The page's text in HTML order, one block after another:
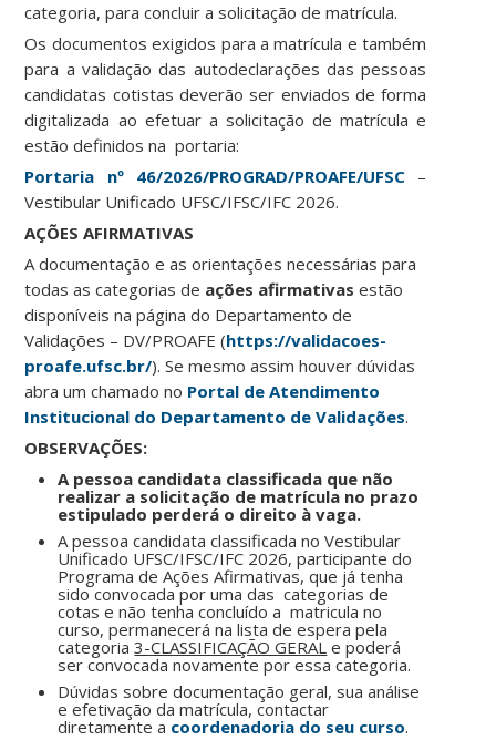
categoria, para concluir a solicitação de matrícula.
Os documentos exigidos para a matrícula e também
para a validação das autodeclarações das pessoas
candidatas cotistas deverão ser enviados de forma
digitalizada ao efetuar a solicitação de matrícula e
estão definidos na portaria:
Portaria nº 46/2026/PROGRAD/PROAFE/UFSC–
Vestibular Unificado UFSC/IFSC/IFC 2026.
AÇÕES AFIRMATIVAS
A documentação e as orientações necessárias para
todas as categorias de ações afirmativas estão
disponíveis na página do Departamento de
Validações – DV/PROAFE (https://validacoes-
proafe.ufsc.br/). Se mesmo assim houver dúvidas
abra um chamado no Portal de Atendimento
Institucional do Departamento de Validações.
OBSERVAÇÕES:
A pessoa candidata classificada que não
realizar a solicitação de matrícula no prazo
estipulado perderá o direito à vaga.
A pessoa candidata classificada no Vestibular
Unificado UFSC/IFSC/IFC 2026, participante do
Programa de Ações Afirmativas, que já tenha
sido convocada por uma das categorias de
cotas e não tenha concluído a matricula no
curso, permanecerá na lista de espera pela
categoria3-CLASSIFICAÇÃO GERAL e poderá
ser convocada novamente por essa categoria.
Dúvidas sobre documentação geral, sua análise
e efetivação da matrícula, contactar
diretamente a coordenadoria do seu curso.